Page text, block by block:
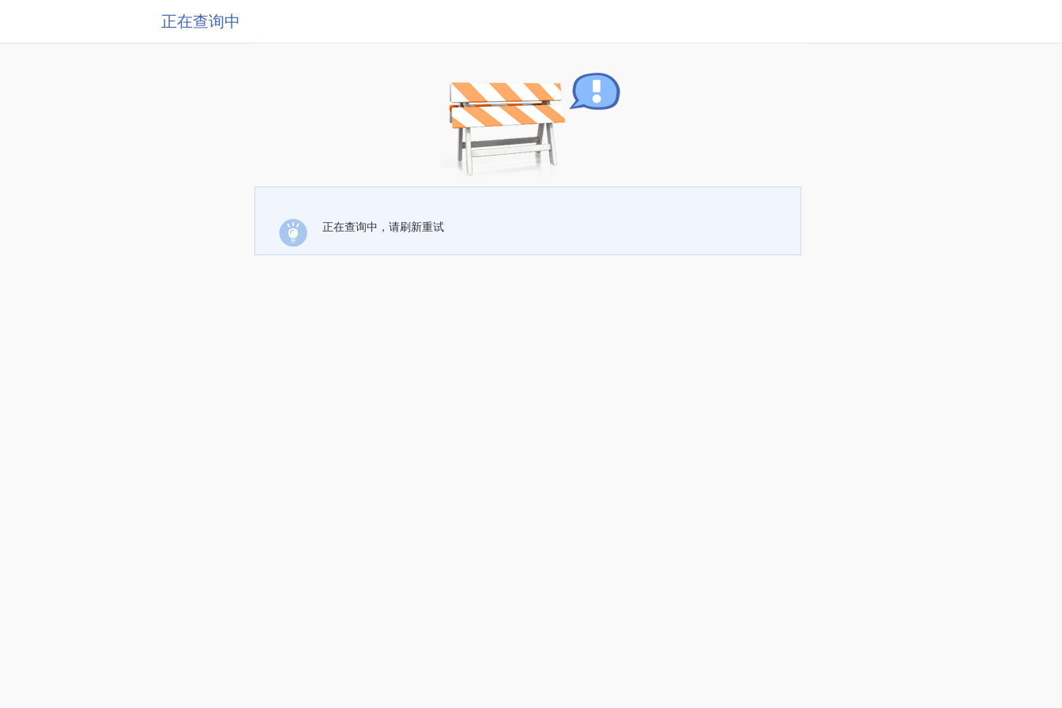
正在查询中
正在查询中，请刷新重试